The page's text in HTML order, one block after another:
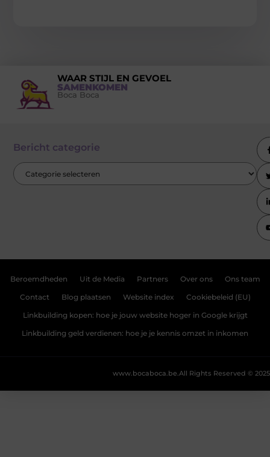
WAAR STIJL EN GEVOEL
SAMENKOMEN
Boca Boca
Bericht categorie
Beroemdheden Uit de Media Partners Over ons Ons team
Contact Blog plaatsen Website index Cookiebeleid (EU)
Linkbuilding kopen: hoe je jouw website hoger in Google krijgt
Linkbuilding geld verdienen: hoe je je kennis omzet in inkomen
All Rights Reserved © 2025
www.bocaboca.be.